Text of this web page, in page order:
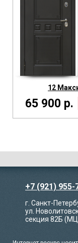
12
65 900 р.
+7 (921) 955-
г. Санкт-
ул.
секция 82Б